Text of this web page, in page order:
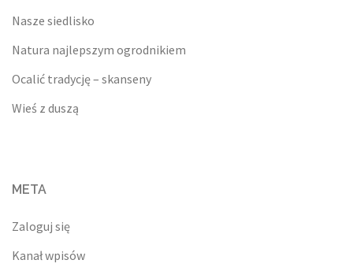
Nasze siedlisko
Natura najlepszym ogrodnikiem
Ocalić tradycję – skanseny
Wieś z duszą
META
Zaloguj się
Kanał wpisów